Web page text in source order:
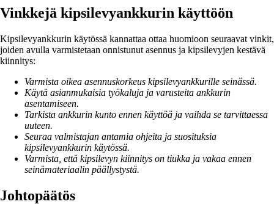
Vinkkejä kipsilevyankkurin käyttöön
Kipsilevyankkurin käytössä kannattaa ottaa huomioon seuraavat vinkit,
joiden avulla varmistetaan onnistunut asennus ja kipsilevyjen kestävä
kiinnitys:
Varmista oikea asennuskorkeus kipsilevyankkurille seinässä.
Käytä asianmukaisia työkaluja ja varusteita ankkurin
asentamiseen.
Tarkista ankkurin kunto ennen käyttöä ja vaihda se tarvittaessa
uuteen.
Seuraa valmistajan antamia ohjeita ja suosituksia
kipsilevyankkurin käytössä.
Varmista, että kipsilevyn kiinnitys on tiukka ja vakaa ennen
seinämateriaalin päällystystä.
Johtopäätös